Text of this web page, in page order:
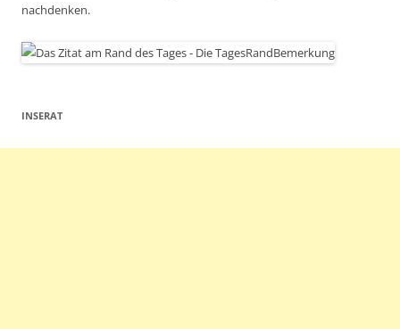
nachdenken.
INSERAT